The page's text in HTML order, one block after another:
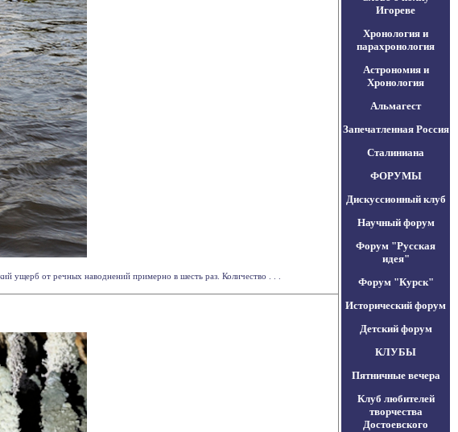
ущерб от речных наводнений примерно в шесть раз. Количество . . .
Игореве
Хронология и
парахронология
Астрономия и
Хронология
Альмагест
Запечатленная Россия
Сталиниана
ФОРУМЫ
Дискуссионный клуб
Научный форум
Форум "Русская
идея"
Форум "Курск"
Исторический форум
Детский форум
КЛУБЫ
Пятничные вечера
Клуб любителей
творчества
Достоевского